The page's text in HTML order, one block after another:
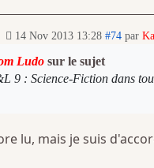
14 Nov 2013 13:28 #74 par
Ludo sur le sujet
9 : Science-Fiction dans
lu, mais je suis